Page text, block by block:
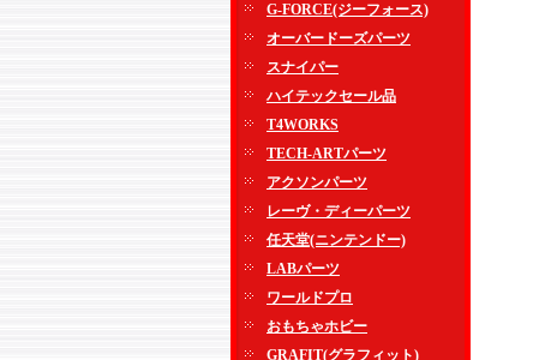
G-FORCE(ジーフォース)
オーバードーズパーツ
スナイパー
ハイテックセール品
T4WORKS
TECH-ARTパーツ
アクソンパーツ
レーヴ・ディーパーツ
任天堂(ニンテンドー)
LABパーツ
ワールドプロ
おもちゃホビー
GRAFIT(グラフィット)